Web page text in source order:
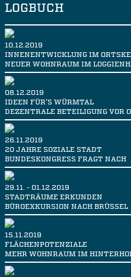
LOGBUCH
10.12.2019
INNENENTWICKLUNG IM
NEUER WOHNRAUM IM
08.12.2019
IDEEN FÜR'S WÜRMTAL
DEZENTRALE BETEILIGUNG VOR
26.11.2019
20 JAHRE SOZIALE STADT
BUNDESKONGRESS FRAGT NACH
29.11. - 01.12.2019
STADTRÄUME ERKUNDEN
BÜROEXKURSION NACH BRÜSSEL
15.11.2019
FLÄCHENPOTENZIALE
MEHR WOHNRAUM IM